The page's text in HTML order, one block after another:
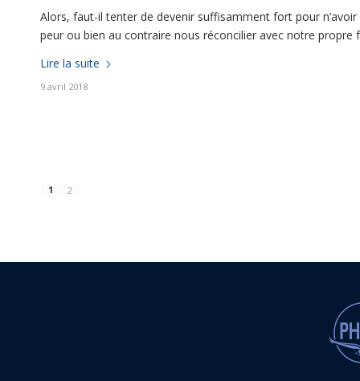
Alors, faut-il tenter de devenir suffisamment fort pour
peur ou bien au contraire nous réconcilier avec notre propre
Lire la suite
9 avril 2018
1 2